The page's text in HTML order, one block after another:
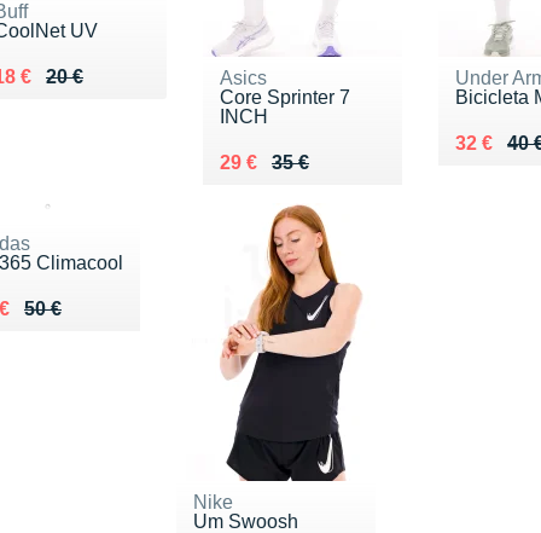
UV
20 €
lieu de 20 €
€ 18 €
Asics
Core Sprinter 7
INCH
35 €
Au lieu de 35 €
29 €
Vendu 29 €
Under
Bicicleta
40
Au lieu
32 €
Vendu
Climacool
50 €
de 50 €
35 €
Nike
Um Swoosh